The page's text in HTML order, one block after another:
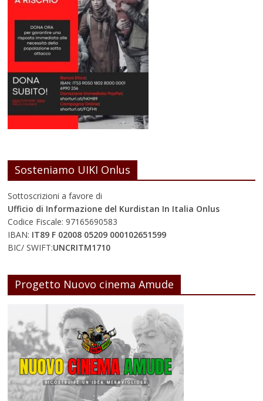
Sosteniamo UIKI Onlus
Sottoscrizioni a favore di
Ufficio di Informazione del Kurdistan In Italia Onlus
Codice Fiscale: 97165690583
IBAN: IT89 F 02008 05209 000102651599
BIC/ SWIFT:UNCRITM1710
Progetto Nuovo cinema Amude